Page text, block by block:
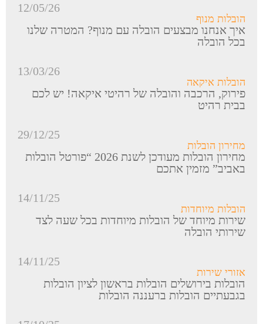
12/05/26
הובלות מנוף
איך אנחנו מבצעים הובלה עם מנוף? המטרה שלנו
בכל הובלה
13/03/26
הובלות איקאה
פירוק, הרכבה והובלה של רהיטי איקאה! יש לכם
בבית רהיט
29/12/25
מחירון הובלות
מחירון הובלות מעודכן לשנת 2026 “פורטל הובלות
באביב” מזמין אתכם
14/11/25
הובלות מיוחדות
שירות מיוחד של הובלות מיוחדות בכל שעה לצד
שירותי הובלה
14/11/25
אזורי שירות
הובלות בירושלים הובלות בראשון לציון הובלות
בגבעתיים הובלות ברעננה הובלות